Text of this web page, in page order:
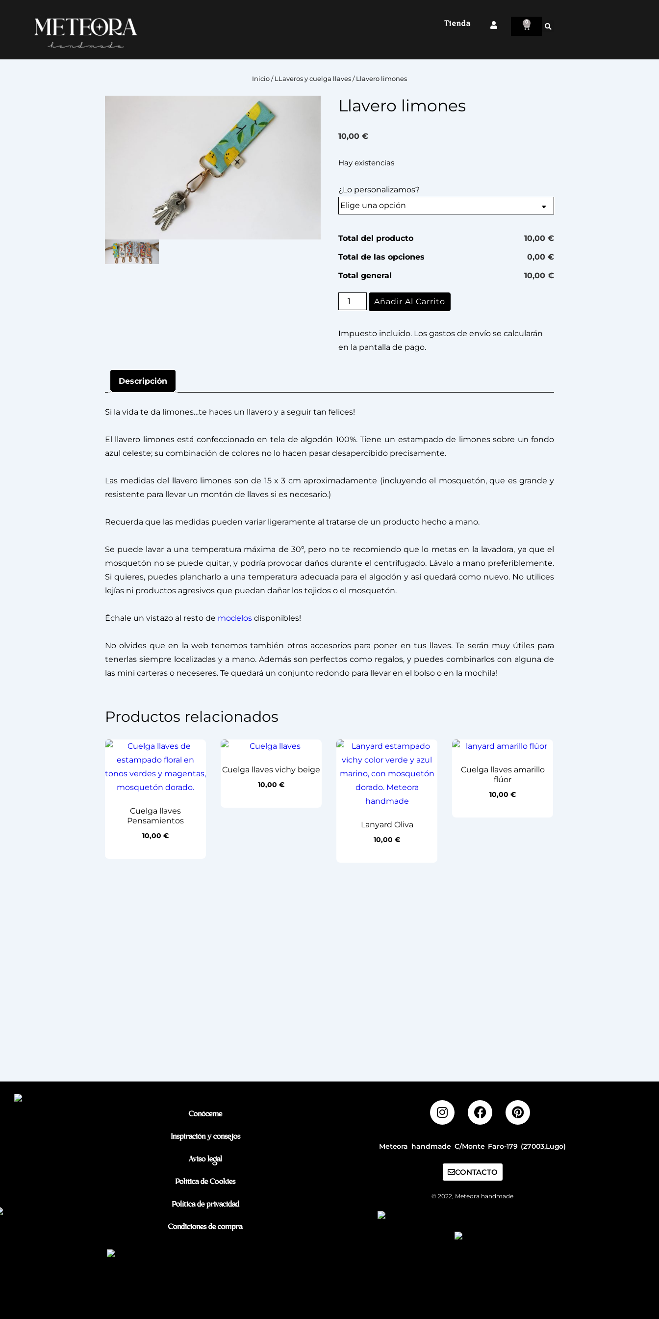
Tienda 0
Inicio/LLaveros y cuelga llaves/ Llavero limones
Llavero limones
10,00€
Hay existencias
¿Lo personalizamos?
Total del producto
10,00 €
Total de las opciones
0,00 €
Total general
10,00 €
Añadir Al Carrito
Impuesto incluido. Los gastos de envío se calcularán
en la pantalla de pago.
Descripción
Si la vida te da limones…te haces un llavero y a seguir tan felices!
El llavero limones está confeccionado en tela de algodón 100%. Tiene un estampado de limones sobre un fondo
azul celeste; su combinación de colores no lo hacen pasar desapercibido precisamente.
Las medidas del llavero limones son de 15 x 3 cm aproximadamente (incluyendo el mosquetón, que es grande y
resistente para llevar un montón de llaves si es necesario.)
Recuerda que las medidas pueden variar ligeramente al tratarse de un producto hecho a mano.
Se puede lavar a una temperatura máxima de 30º, pero no te recomiendo que lo metas en la lavadora, ya que el
mosquetón no se puede quitar, y podría provocar daños durante el centrifugado. Lávalo a mano preferiblemente.
Si quieres, puedes plancharlo a una temperatura adecuada para el algodón y así quedará como nuevo. No utilices
lejías ni productos agresivos que puedan dañar los tejidos o el mosquetón.
Échale un vistazo al resto de modelosdisponibles!
No olvides que en la web tenemos también otros accesorios para poner en tus llaves. Te serán muy útiles para
tenerlas siempre localizadas y a mano. Además son perfectos como regalos, y puedes combinarlos con alguna de
las mini carteras o neceseres. Te quedará un conjunto redondo para llevar en el bolso o en la mochila!
Productos relacionados
Cuelga llaves
Pensamientos
10,00 €
Cuelga llaves vichy beige
10,00 €
Lanyard Oliva
10,00€
Cuelga llaves amarillo
flúor
10,00€
Conóceme
Inspiración y consejos
Aviso legal
Política de Cookies
Política de privacidad
Condiciones de compra
Meteora handmade C/Monte Faro-179 (27003,Lugo)
CONTACTO
© 2022, Meteora handmade